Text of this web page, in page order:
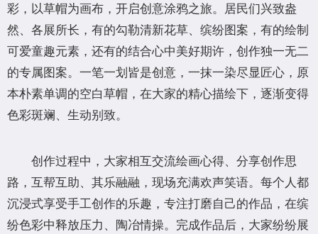
彩，以草帽为画布，开启创意涂鸦之旅。居民们兴致盎
然、各展所长，有的勾勒清新花草、缤纷图案，有的绘制
可爱童趣元素，还有的结合心中美好期许，创作独一无二
的专属图案。一笔一划皆是创意，一抹一染尽显匠心，原
本朴素单调的空白草帽，在大家的精心描绘下，逐渐变得
色彩斑斓、生动别致。
创作过程中，大家相互交流绘画心得、分享创作思
路，互帮互助、其乐融融，现场充满欢声笑语。每个人都
沉浸式享受手工创作的乐趣，专注打磨自己的作品，在缤
纷色彩中释放压力、陶冶情操。完成作品后，大家纷纷展